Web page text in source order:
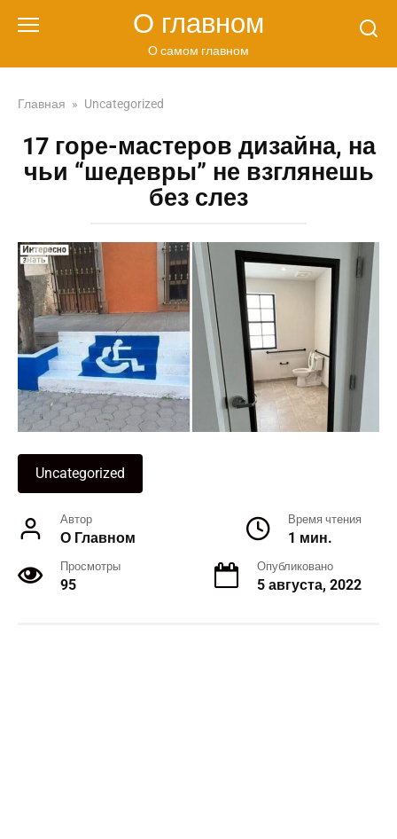
О главном
О самом главном
Главная » Uncategorized
17 горе-мастеров дизайна, на
чьи “шедевры” не взглянешь
без слез
Uncategorized
Автор
О Главном
Время чтения
1 мин.
Просмотры
95
Опубликовано
5 августа, 2022